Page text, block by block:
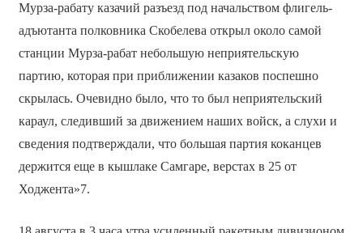
Мурза-рабату казачий разъезд под начальством флигель-
адъютанта полковника Скобелева открыл около самой
станции Мурза-рабат небольшую неприятельскую
партию, которая при приближении казаков поспешно
скрылась. Очевидно было, что то был неприятельский
караул, следивший за движением наших войск, а слухи и
сведения подтверждали, что большая партия коканцев
держится еще в кышлаке Самгаре, верстах в 25 от
Ходжента»7.